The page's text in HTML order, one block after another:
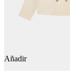
Añadir